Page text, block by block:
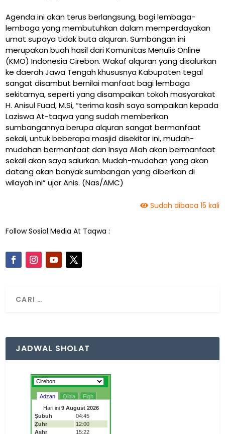
Agenda ini akan terus berlangsung, bagi lembaga-
lembaga yang membutuhkan dalam memperdayakan
umat supaya tidak buta alquran. Sumbangan ini
merupakan buah hasil dari Komunitas Menulis Online
(KMO) Indonesia Cirebon. Wakaf alquran yang disalurkan
ke daerah Jawa Tengah khususnya Kabupaten tegal
sangat disambut bernilai manfaat bagi lembaga
sekitarnya, seperti yang disampaikan tokoh masyarakat
H. Anisul Fuad, M.Si, “terima kasih saya sampaikan kepada
Laziswa At-taqwa yang sudah memberikan
sumbangannya berupa alquran sangat bermanfaat
sekali, untuk beberapa masjid disekitar ini, mudah-
mudahan bermanfaat dan Insya Allah akan bermanfaat
sekali akan saya salurkan. Mudah-mudahan yang akan
datang akan banyak sumbangan yang diberikan di
wilayah ini” ujar Anis. (Nas/AMC)
Sudah dibaca 15 kali
Follow Sosial Media At Taqwa :
JADWAL SHOLAT